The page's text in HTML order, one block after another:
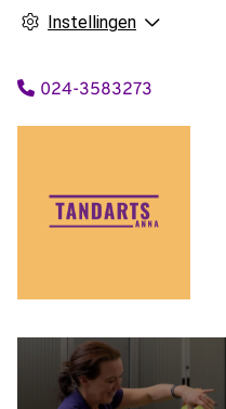
Instellingen
Tel:
024-3583273